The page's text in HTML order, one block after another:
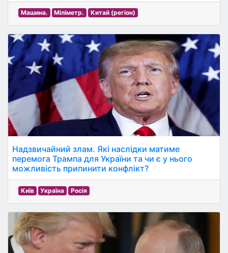
Машина. Міліметр. Китай (регіон)
Надзвичайний злам. Які наслідки матиме
перемога Трампа для України та чи є у нього
можливість припинити конфлікт?
Київ Україна Росія